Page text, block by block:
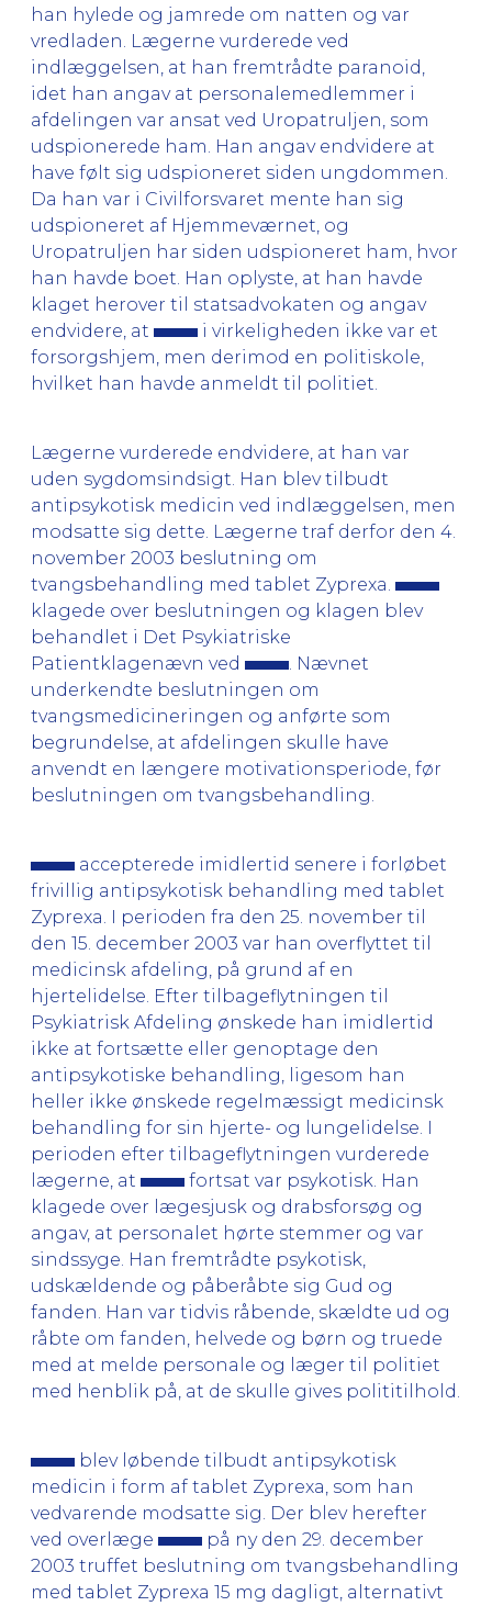
han hylede og jamrede om natten og var
vredladen. Lægerne vurderede ved
indlæggelsen, at han fremtrådte paranoid,
idet han angav at personalemedlemmer i
afdelingen var ansat ved Uropatruljen, som
udspionerede ham. Han angav endvidere at
have følt sig udspioneret siden ungdommen.
Da han var i Civilforsvaret mente han sig
udspioneret af Hjemmeværnet, og
Uropatruljen har siden udspioneret ham, hvor
han havde boet. Han oplyste, at han havde
klaget herover til statsadvokaten og angav
endvidere, at
i virkeligheden ikke var et
forsorgshjem, men derimod en politiskole,
hvilket han havde anmeldt til politiet.
Lægerne vurderede endvidere, at han var
uden sygdomsindsigt. Han blev tilbudt
antipsykotisk medicin ved indlæggelsen, men
modsatte sig dette. Lægerne traf derfor den 4.
november 2003 beslutning om
tvangsbehandling med tablet Zyprexa.
klagede over beslutningen og klagen blev
behandlet i Det Psykiatriske
Patientklagenævn ved
. Nævnet
underkendte beslutningen om
tvangsmedicineringen og anførte som
begrundelse, at afdelingen skulle have
anvendt en længere motivationsperiode, før
beslutningen om tvangsbehandling.
accepterede imidlertid senere i forløbet
frivillig antipsykotisk behandling med tablet
Zyprexa. I perioden fra den 25. november til
den 15. december 2003 var han overflyttet til
medicinsk afdeling, på grund af en
hjertelidelse. Efter tilbageflytningen til
Psykiatrisk Afdeling ønskede han imidlertid
ikke at fortsætte eller genoptage den
antipsykotiske behandling, ligesom han
heller ikke ønskede regelmæssigt medicinsk
behandling for sin hjerte- og lungelidelse. I
perioden efter tilbageflytningen vurderede
lægerne, at
fortsat var psykotisk. Han
klagede over lægesjusk og drabsforsøg og
angav, at personalet hørte stemmer og var
sindssyge. Han fremtrådte psykotisk,
udskældende og påberåbte sig Gud og
fanden. Han var tidvis råbende, skældte ud og
råbte om fanden, helvede og børn og truede
med at melde personale og læger til politiet
med henblik på, at de skulle gives polititilhold.
blev løbende tilbudt antipsykotisk
medicin i form af tablet Zyprexa, som han
vedvarende modsatte sig. Der blev herefter
ved overlæge
på ny den 29. december
2003 truffet beslutning om tvangsbehandling
med tablet Zyprexa 15 mg dagligt, alternativt